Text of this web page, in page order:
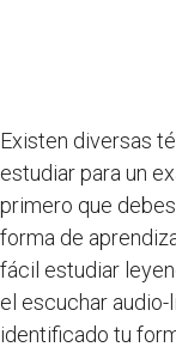
Existen diversas
estudiar para un
primero que
forma de
fácil estudiar
el escuchar audio-
identificado tu